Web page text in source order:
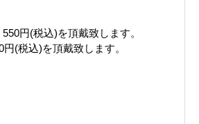
550円(税込)を頂戴致します。
(税込)を頂戴致します。